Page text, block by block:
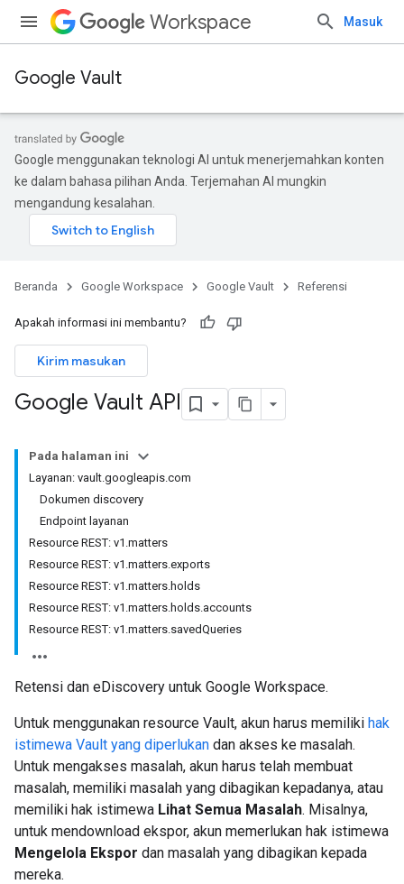
Workspace Masuk
Google Vault
Google menggunakan teknologi AI untuk menerjemahkan konten
ke dalam bahasa pilihan Anda. Terjemahan AI mungkin
mengandung kesalahan.
Beranda Google Workspace Google Vault Referensi
Apakah informasi ini membantu?
Kirim masukan
Google Vault API
Pada halaman ini
Layanan: vault.googleapis.com
Dokumen discovery
Endpoint layanan
Resource REST: v1.matters
Resource REST: v1.matters.exports
Resource REST: v1.matters.holds
Resource REST: v1.matters.holds.accounts
Resource REST: v1.matters.savedQueries
Retensi dan eDiscovery untuk Google Workspace.
Untuk menggunakan resource Vault, akun harus memiliki hak
istimewa Vault yang diperlukan dan akses ke masalah.
Untuk mengakses masalah, akun harus telah membuat
masalah, memiliki masalah yang dibagikan kepadanya, atau
memiliki hak istimewa Lihat Semua Masalah. Misalnya,
untuk mendownload ekspor, akun memerlukan hak istimewa
Mengelola Ekspor dan masalah yang dibagikan kepada
mereka.